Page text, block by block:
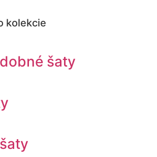
kolekcie
šaty